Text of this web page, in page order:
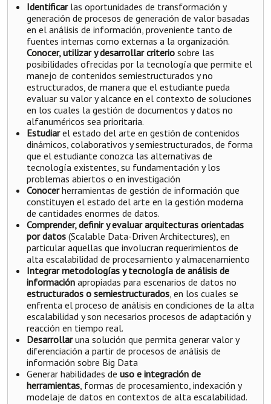
Identificarlas oportunidades de transformación y
generación de procesos de generación de valor basadas
en el análisis de información, proveniente tanto de
fuentes internas como externas a la organización.
Conocer, utilizar y desarrollar criteriosobre las
posibilidades ofrecidas por la tecnología que permite el
manejo de contenidos semiestructurados y no
estructurados, de manera que el estudiante pueda
evaluar su valor y alcance en el contexto de soluciones
en los cuales la gestión de documentos y datos no
alfanuméricos sea prioritaria.
Estudiarel estado del arte en gestión de contenidos
dinámicos, colaborativos y semiestructurados, de forma
que el estudiante conozca las alternativas de
tecnología existentes, su fundamentación y los
problemas abiertos o en investigación
Conocerherramientas de gestión de información que
constituyen el estado del arte en la gestión moderna
de cantidades enormes de datos.
Comprender, definir y evaluar arquitecturas orientadas
por datos(Scalable Data-Driven Architectures), en
particular aquellas que involucran requerimientos de
alta escalabilidad de procesamiento y almacenamiento
Integrar metodologías y tecnología de análisis de
informaciónapropiadas para escenarios de datos no
estructurados o semiestructurados, en los cuales se
enfrenta el proceso de análisis en condiciones de la alta
escalabilidad y son necesarios procesos de adaptación y
reacción en tiempo real.
Desarrollaruna solución que permita generar valor y
diferenciación a partir de procesos de análisis de
información sobre Big Data
Generar habilidades de uso e integración de
herramientas, formas de procesamiento, indexación y
modelaje de datos en contextos de alta escalabilidad.